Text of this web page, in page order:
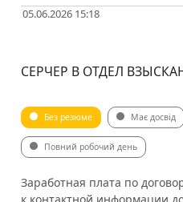
05.06.2026 15:18
СЕРЧЕР В ОТДЕЛ
Без резюме Має досвід
Повний робочий день
Заработная плата по